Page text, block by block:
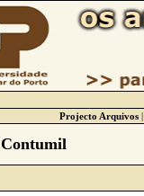
Projecto Arquivos|
Contumil